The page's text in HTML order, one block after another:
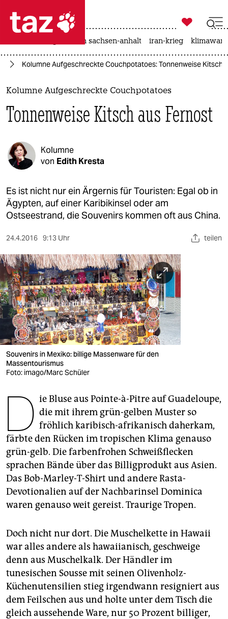
 taz zahl ich
taz zahl ich
themen
politik
öko
gesellschaft
kultur
sport
nord
wahrheit
verlag
verlag
veranstaltungen
shop
fragen & hilfe
unterstützen
genossenschaft
epaper login

taz zahl ich
landtagswahl in sachsen-anhalt iran-krieg
Kolumne Aufgeschreckte Couchpotatoes: Tonnenweise Kitsch
Kolumne Aufgeschreckte Couchpotatoes
Tonnenweise Kitsch aus Fernost
Kolumne
von Edith Kresta
Es ist nicht nur ein Ärgernis für Touristen: Egal ob in
Ägypten, auf einer Karibikinsel oder am
Ostseestrand, die Souvenirs kommen oft aus China.
24.4.2016 9:13 Uhr teilen
Souvenirs in Mexiko: billige Massenware für den
Massentourismus
Foto: imago/Marc Schüler
D ie Bluse aus Pointe-à-Pitre auf Guadeloupe,
die mit ihrem grün-gelben Muster so
fröhlich karibisch-afrikanisch daherkam,
färbte den Rücken im tropischen Klima genauso
grün-gelb. Die farbenfrohen Schweißflecken
sprachen Bände über das Billigprodukt aus Asien.
Das Bob-Marley-T-Shirt und andere Rasta-
Devotionalien auf der Nachbarinsel Dominica
waren genauso weit gereist. Traurige Tropen.
Doch nicht nur dort. Die Muschelkette in Hawaii
war alles andere als hawaiianisch, geschweige
denn aus Muschelkalk. Der Händler im
tunesischen Sousse mit seinen Olivenholz-
Küchenutensilien stieg irgendwann resigniert aus
dem Feilschen aus und holte unter dem Tisch die
gleich aussehende Ware, nur 50 Prozent billiger,